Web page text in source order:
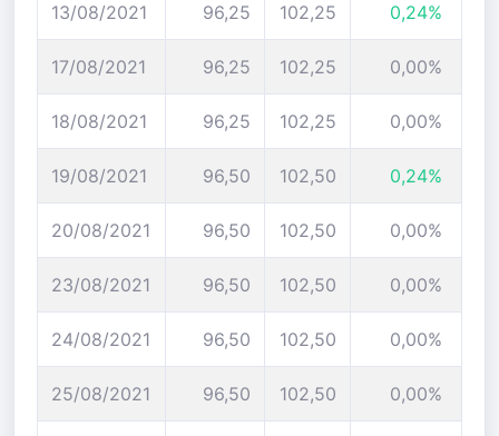
13/08/2021 96,25 102,25 0,24%
17/08/2021 96,25 102,25 0,00%
18/08/2021 96,25 102,25 0,00%
19/08/2021 96,50 102,50 0,24%
20/08/2021 96,50 102,50 0,00%
23/08/2021 96,50 102,50 0,00%
24/08/2021 96,50 102,50 0,00%
25/08/2021 96,50 102,50 0,00%